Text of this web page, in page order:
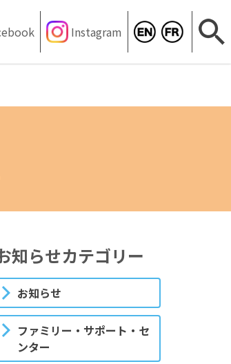
Instagram
サ
知らせカテゴリー
お知らせ
ファミリー・サポート・セ
ンター